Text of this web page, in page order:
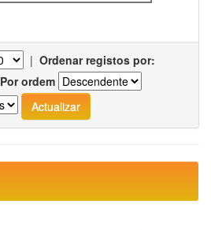
| Ordenar registos por:
Por ordem